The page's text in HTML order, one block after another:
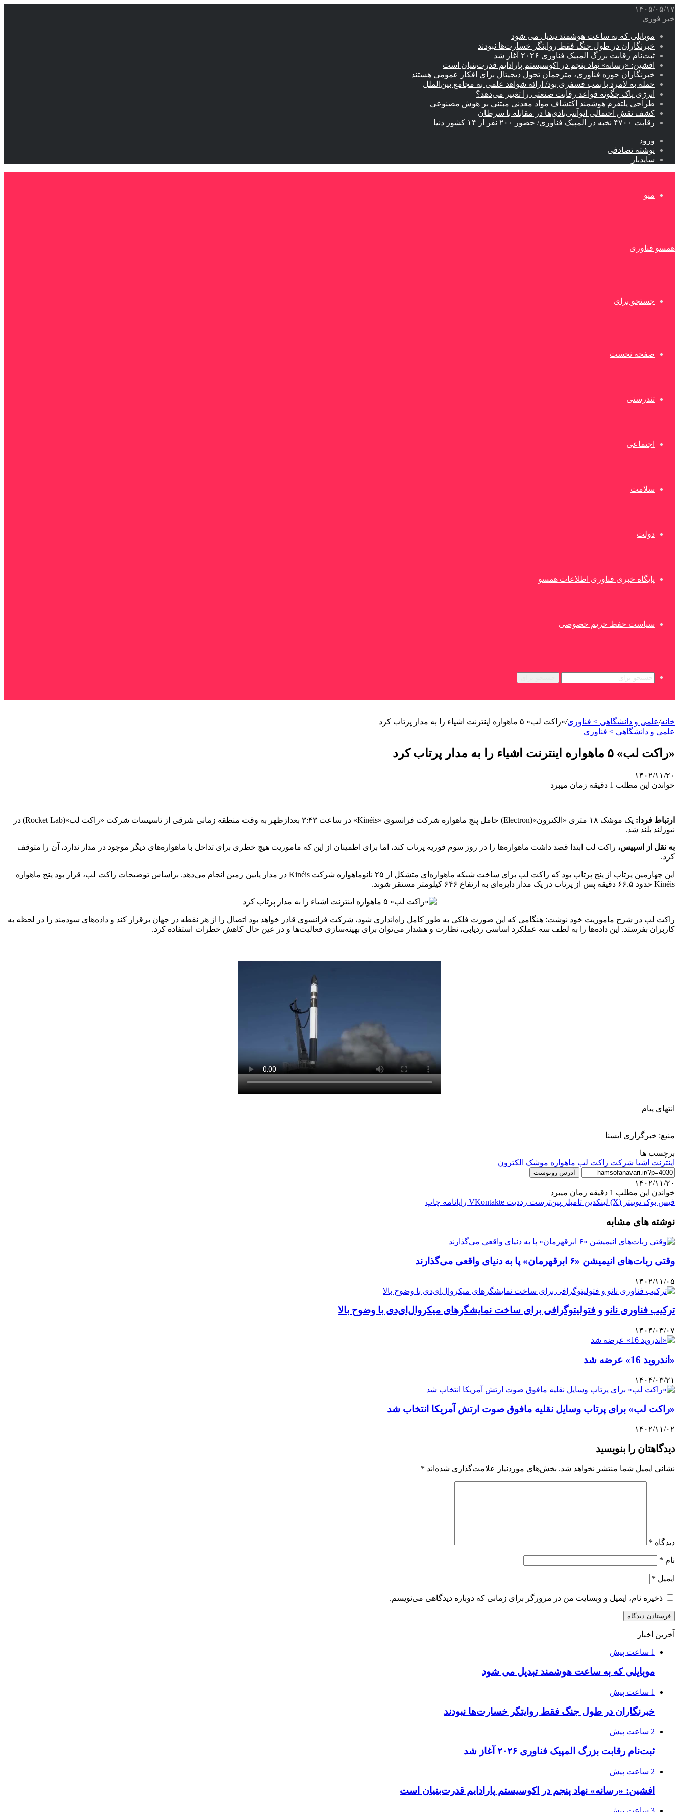
۱۴۰۵/۰۵/۱۷
خبر فوری
موبایلی که به ساعت هوشمند تبدیل می شود
خبرنگاران در طول جنگ فقط روایتگر خسارت‌ها نبودند
ثبت‌نام رقابت بزرگ المپیک فناوری ۲۰۲۶ آغاز شد
افشین: «رسانه» نهاد پنجم در اکوسیستم پارادایم قدرت‌بنیان است
خبرنگاران حوزه فناوری، مترجمان تحول دیجیتال برای افکار عمومی هستند
حمله به لامرد با بمب فسفری بود/ ارائه شواهد علمی به مجامع بین‌الملل
انرژی پاک چگونه قواعد رقابت صنعتی را تغییر می‌دهد؟
طراحی پلتفرم هوشمند اکتشاف مواد معدنی مبتنی بر هوش مصنوعی
کشف نقش احتمالی اتوآنتی‌بادی‌ها در مقابله با سرطان
رقابت ۴۷۰۰ نخبه در المپیک فناوری/ حضور ۲۰۰ نفر از ۱۴ کشور دنیا
ورود
نوشته تصادفی
سایدبار
منو
همسو فناوری
جستجو برای
صفحه نخست
تندرستی
اجتماعی
سلامت
دولت
پایگاه خبری فناوری اطلاعات همسو
سیاست حفظ حریم خصوصی
خانه/علمی‌ و دانشگاهی > فناوری/«راکت لب» ۵ ماهواره اینترنت اشیاء را به مدار پرتاب کرد
علمی‌ و دانشگاهی > فناوری
«راکت لب» ۵ ماهواره اینترنت اشیاء را به مدار پرتاب کرد
۱۴۰۲/۱۱/۲۰
خواندن این مطلب 1 دقیقه زمان میبرد
ارتباط فردا:
یک موشک ۱۸ متری «الکترون»(Electron) حامل پنج ماهواره شرکت فرانسوی «Kinéis» در ساعت ۳:۴۳ بعدازظهر به وقت منطقه زمانی شرقی از تاسیسات شرکت «راکت لب»(Rocket Lab) در
نیوزلند بلند شد.
به نقل از اسپیس، راکت لب ابتدا قصد داشت ماهواره‌ها را در روز سوم فوریه پرتاب کند، اما برای اطمینان از این که ماموریت هیچ خطری برای تداخل با ماهواره‌های دیگر موجود در مدار ندارد، آن را متوقف
کرد.
این چهارمین پرتاب از پنج پرتاب بود که راکت لب برای ساخت شبکه ماهواره‌ای متشکل از ۲۵ نانوماهواره شرکت Kinéis در مدار پایین زمین انجام می‌دهد. براساس توضیحات راکت لب، قرار بود پنج ماهواره
Kinéis حدود ۶۶.۵ دقیقه پس از پرتاب در یک مدار دایره‌ای به ارتفاع ۶۴۶ کیلومتر مستقر شوند.
راکت لب در شرح ماموریت خود نوشت: هنگامی که این صورت فلکی به طور کامل راه‌اندازی شود، شرکت فرانسوی قادر خواهد بود اتصال را از هر نقطه در جهان برقرار کند و داده‌های سودمند را در لحظه به
کاربران بفرستد. این داده‌ها را به لطف سه عملکرد اساسی ردیابی، نظارت و هشدار می‌توان برای بهینه‌سازی فعالیت‌ها و در عین حال کاهش خطرات استفاده کرد.
انتهای پیام
منبع: خبرگزاری ایسنا
برچسب ها
اينترنت اشيا شرکت راکت لب ماهواره موشک الکترون
آدرس رونوشت
۱۴۰۲/۱۱/۲۰
خواندن این مطلب 1 دقیقه زمان میبرد
فیس بوک توییتر (X) لینکدین ‫تامبلر ‫پین‌ترست ‫رددیت ‫VKontakte رایانامه چاپ
نوشته های مشابه
وقتی ربات‌های انیمیشن «۶ ابرقهرمان» پا به دنیای واقعی می‌گذارند
۱۴۰۲/۱۱/۰۵
ترکیب فناوری‌ نانو و فتولیتوگرافی برای ساخت نمایشگرهای میکروال‌ای‌دی با وضوح بالا
۱۴۰۴/۰۳/۰۷
«اندروید 16» عرضه شد
۱۴۰۴/۰۳/۲۱
«راکت لب» برای پرتاب وسایل نقلیه مافوق صوت ارتش آمریکا انتخاب شد
۱۴۰۲/۱۱/۰۲
دیدگاهتان را بنویسید
نشانی ایمیل شما منتشر نخواهد شد. بخش‌های موردنیاز علامت‌گذاری شده‌اند *
دیدگاه *
نام *
ایمیل *
ذخیره نام، ایمیل و وبسایت من در مرورگر برای زمانی که دوباره دیدگاهی می‌نویسم.
آخرین اخبار
1 ساعت پیش
موبایلی که به ساعت هوشمند تبدیل می شود
1 ساعت پیش
خبرنگاران در طول جنگ فقط روایتگر خسارت‌ها نبودند
2 ساعت پیش
ثبت‌نام رقابت بزرگ المپیک فناوری ۲۰۲۶ آغاز شد
2 ساعت پیش
افشین: «رسانه» نهاد پنجم در اکوسیستم پارادایم قدرت‌بنیان است